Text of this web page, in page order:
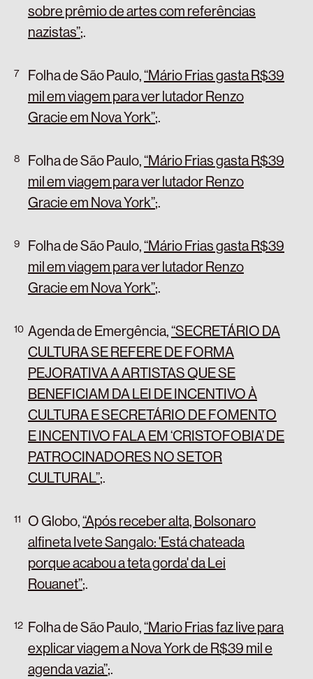
sobre prêmio de artes com referências
nazistas”;.
Folha de São Paulo,“Mário Frias gasta R$39
mil em viagem para ver lutador Renzo
Gracie em Nova York”;.
Folha de São Paulo,“Mário Frias gasta R$39
mil em viagem para ver lutador Renzo
Gracie em Nova York”;.
Folha de São Paulo,“Mário Frias gasta R$39
mil em viagem para ver lutador Renzo
Gracie em Nova York”;.
Agenda de Emergência,“SECRETÁRIO DA
CULTURA SE REFERE DE FORMA
PEJORATIVA A ARTISTAS QUE SE
BENEFICIAM DA LEI DE INCENTIVO À
CULTURA E SECRETÁRIO DE FOMENTO
E INCENTIVO FALA EM ‘CRISTOFOBIA’ DE
PATROCINADORES NO SETOR
CULTURAL”;.
O Globo,“Após receber alta, Bolsonaro
alfineta Ivete Sangalo: 'Está chateada
porque acabou a teta gorda' da Lei
Rouanet”;.
Folha de São Paulo,“Mario Frias faz live para
explicar viagem a Nova York de R$39 mil e
agenda vazia”;.